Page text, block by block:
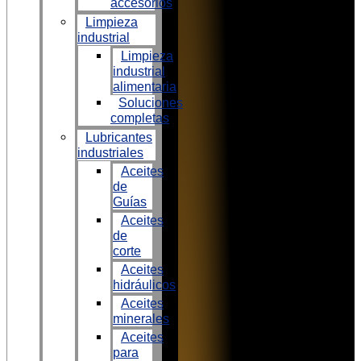
accesorios
Limpieza
industrial
Limpieza
industrial
alimentaria
Soluciones
completas
Lubricantes
industriales
Aceites
de
Guías
Aceites
de
corte
Aceites
hidráulicos
Aceites
minerales
Aceites
para